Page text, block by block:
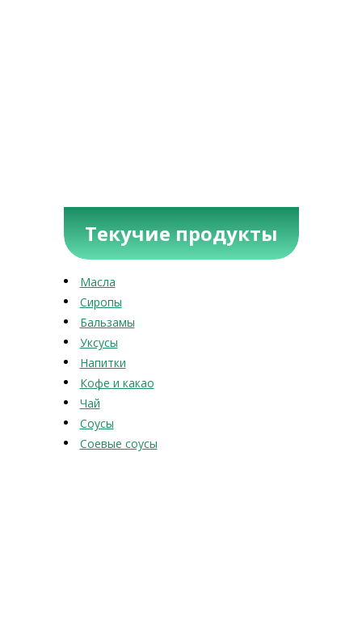
Текучие продукты
Масла
Сиропы
Бальзамы
Уксусы
Напитки
Кофе и какао
Чай
Соусы
Соевые соусы